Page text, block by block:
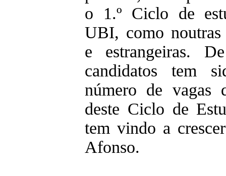
o 1.º Ciclo de
UBI, como noutras
e estrangeiras.
candidatos tem
número de vagas
deste Ciclo de
tem vindo a
Afonso.